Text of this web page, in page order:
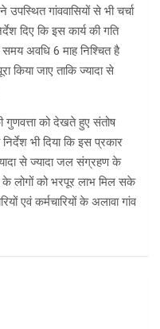
गांववासियों से भी चर्चा
दिए कि इस कार्य की गति
समय अवधि 6 माह निश्चित है
किया जाए ताकि ज्यादा से
को देखते हुए संतोष
भी दिया कि इस प्रकार
से ज्यादा जल संग्रहण के
के लोगों को भरपूर लाभ मिल सके
एवं कर्मचारियों के अलावा गांव